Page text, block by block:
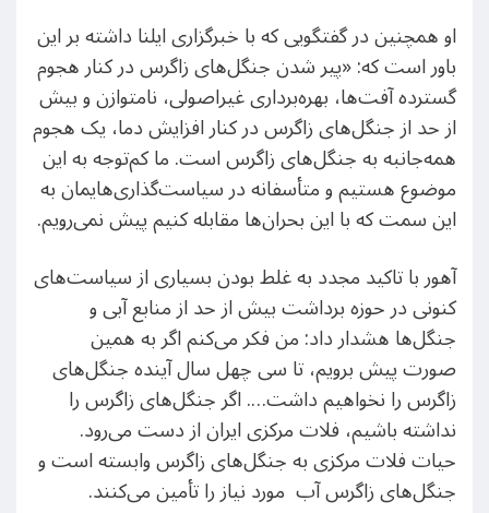
او همچنین در گفتگویی که با خبرگزاری ایلنا داشته بر این
باور است که: «پیر شدن جنگل‌های زاگرس در کنار هجوم
گسترده آفت‌ها، بهره‌برداری غیراصولی، نامتوازن و بیش
از حد از جنگل‌های زاگرس در کنار افزایش دما، یک هجوم
همه‌جانبه به جنگل‌های زاگرس است. ما کم‌توجه به این
موضوع هستیم و متأسفانه در سیاست‌گذاری‌هایمان به
این سمت که با این بحران‌ها مقابله کنیم پیش نمی‌رویم.
آهور با تاکید مجدد به غلط بودن بسیاری از سیاست‌های
کنونی در حوزه برداشت بیش از حد از منابع آبی و
جنگل‌ها هشدار داد: من فکر می‌کنم اگر به همین
صورت پیش برویم، تا سی‌ چهل سال آینده جنگل‌های
زاگرس را نخواهیم داشت…. اگر جنگل‌های زاگرس را
نداشته باشیم، فلات مرکزی ایران از دست می‌رود.
حیات فلات مرکزی به جنگل‌های زاگرس وابسته است و
جنگل‌های زاگرس آب‌ مورد نیاز را تأمین می‌کنند.